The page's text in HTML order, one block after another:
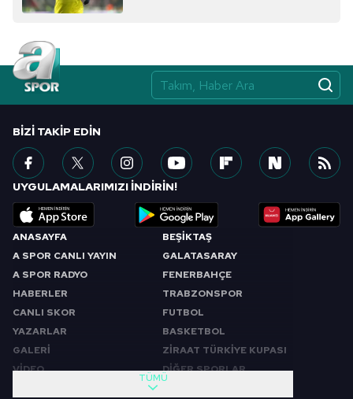
ANASAYFA
A SPOR CANLI YAYIN
A SPOR RADYO
HABERLER
CANLI SKOR
YAZARLAR
GALERİ
VİDEO
BEŞİKTAŞ
GALATASARAY
FENERBAHÇE
TRABZONSPOR
FUTBOL
BASKETBOL
ZİRAAT TÜRKİYE KUPASI
DİĞER SPORLAR
TÜMÜ
BIZI TAKIP EDIN
UYGULAMALARIMIZI İNDİRİN!